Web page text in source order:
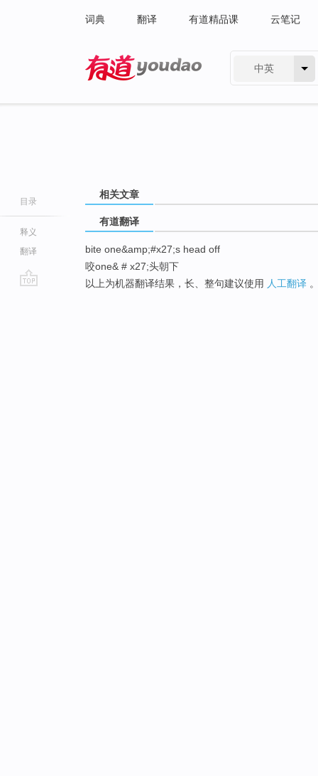
词典 翻译 有道精品课 云笔记
中英
目录
释义
翻译
相关文章
有道翻译
bite one&amp;#x27;s head off
咬one& # x27;头朝下
以上为机器翻译结果，长、整句建议使用 人工翻译